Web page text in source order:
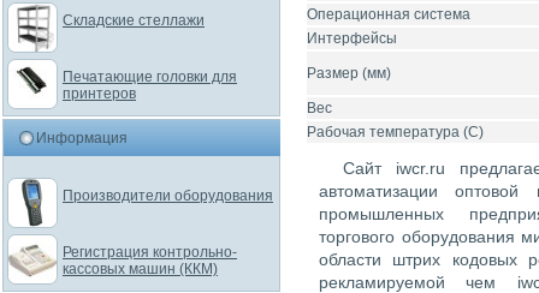
Операционная система
Интерфейсы
Размер (мм)
Вес
Рабочая температура (С)
Сайт iwcr.ru
автоматизации
промышленных
торгового оборудования
области штрих кодовых
рекламируемой чем
Складские стеллажи
Печатающие головки для
принтеров
Информация
Производители оборудования
Регистрация контрольно-
кассовых машин (ККМ)